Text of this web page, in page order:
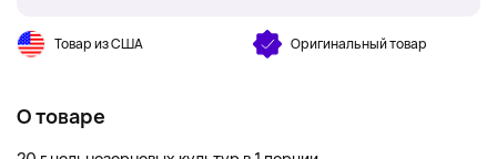
Товар из США Оригинальный товар
О товаре